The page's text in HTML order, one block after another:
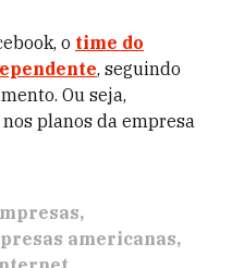
o time do
, seguindo
Ou seja,
planos da empresa
americanas